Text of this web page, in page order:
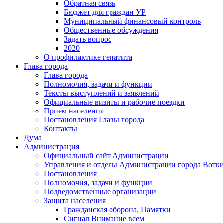
Обратная связь
Бюджет для граждан УР
Муниципальный финансовый контроль
Общественные обсуждения
Задать вопрос
2020
О профилактике гепатита
Глава города
Глава города
Полномочия, задачи и функции
Тексты выступлений и заявлений
Официальные визиты и рабочие поездки
Прием населения
Постановления Главы города
Контакты
Дума
Администрация
Официальный сайт Администрации
Управления и отделы Администрации города
Постановления
Полномочия, задачи и функции
Подведомственные организации
Защита населения
Гражданская оборона. Памятки
Сигнал Внимание всем